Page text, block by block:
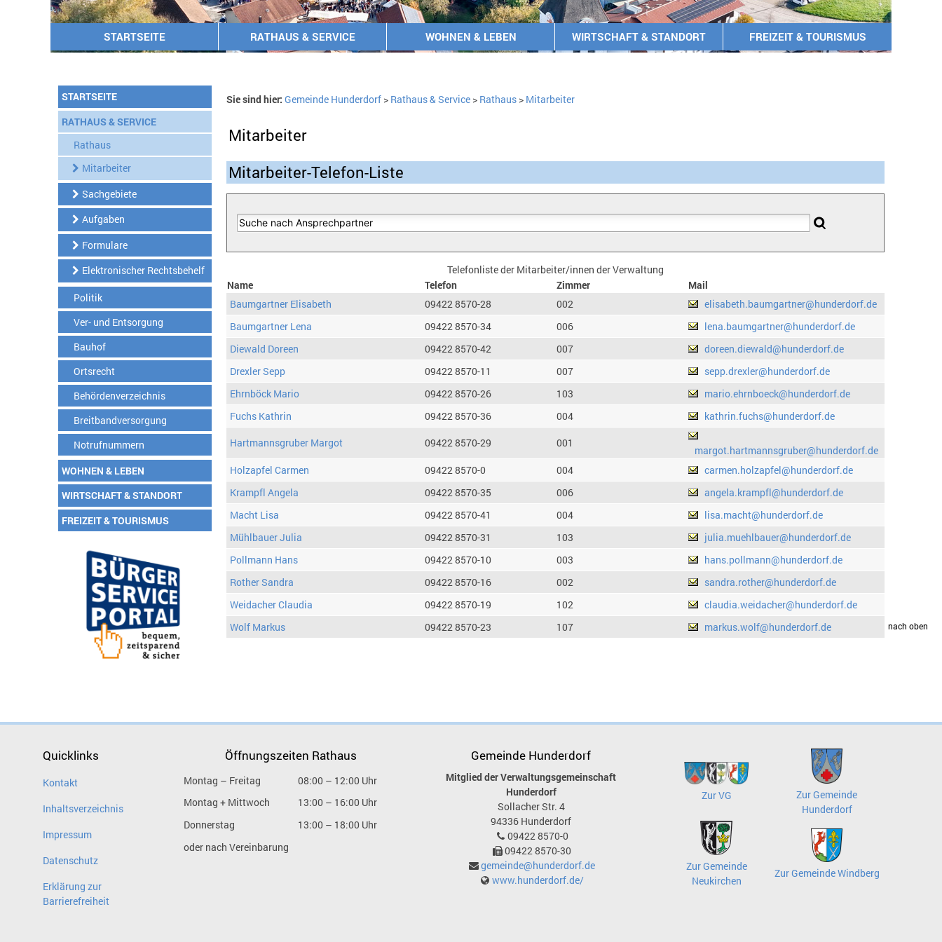
STARTSEITE RATHAUS & SERVICE WOHNEN & LEBEN WIRTSCHAFT & STANDORT FREIZEIT & TOURISMUS
STARTSEITE
RATHAUS & SERVICE
Rathaus
Mitarbeiter
Sachgebiete
Aufgaben
Formulare
Elektronischer Rechtsbehelf
Politik
Ver- und Entsorgung
Bauhof
Ortsrecht
Behördenverzeichnis
Breitbandversorgung
Notrufnummern
WOHNEN & LEBEN
WIRTSCHAFT & STANDORT
FREIZEIT & TOURISMUS
Sie sind hier: Gemeinde Hunderdorf> Rathaus & Service> Rathaus> Mitarbeiter
Mitarbeiter
Mitarbeiter-Telefon-Liste
Telefonliste der Mitarbeiter/innen der Verwaltung
Name
Telefon Zimmer
Mail
Baumgartner Elisabeth
09422 8570-28 002
elisabeth.baumgartner@hunderdorf.de
Baumgartner Lena
09422 8570-34 006
lena.baumgartner@hunderdorf.de
Diewald Doreen
09422 8570-42 007
doreen.diewald@hunderdorf.de
Drexler Sepp
09422 8570-11 007
sepp.drexler@hunderdorf.de
Ehrnböck Mario
09422 8570-26 103
mario.ehrnboeck@hunderdorf.de
Fuchs Kathrin
09422 8570-36 004
kathrin.fuchs@hunderdorf.de
Hartmannsgruber Margot
09422 8570-29 001
margot.hartmannsgruber@hunderdorf.de
Holzapfel Carmen
09422 8570-0 004
carmen.holzapfel@hunderdorf.de
Krampfl Angela
09422 8570-35 006
angela.krampfl@hunderdorf.de
Macht Lisa
09422 8570-41 004
lisa.macht@hunderdorf.de
Mühlbauer Julia
09422 8570-31 103
julia.muehlbauer@hunderdorf.de
Pollmann Hans
09422 8570-10 003
hans.pollmann@hunderdorf.de
Rother Sandra
09422 8570-16 002
sandra.rother@hunderdorf.de
Weidacher Claudia
09422 8570-19 102
claudia.weidacher@hunderdorf.de
Wolf Markus
09422 8570-23 107 markus.wolf@hunderdorf.dedrucken nach oben
Quicklinks
Kontakt
Inhaltsverzeichnis
Impressum
Datenschutz
Erklärung zur
Barrierefreiheit
Öffnungszeiten Rathaus
Montag – Freitag
08:00 – 12:00 Uhr
Montag + Mittwoch
13:00 – 16:00 Uhr
Donnerstag
13:00 – 18:00 Uhr
oder nach Vereinbarung
Gemeinde Hunderdorf
Mitglied der Verwaltungsgemeinschaft
Hunderdorf
Sollacher Str. 4
94336 Hunderdorf
09422 8570-0
09422 8570-30
gemeinde@hunderdorf.de
www.hunderdorf.de/
Zur VG
Zur Gemeinde
Hunderdorf
Zur Gemeinde
Neukirchen
Zur Gemeinde Windberg